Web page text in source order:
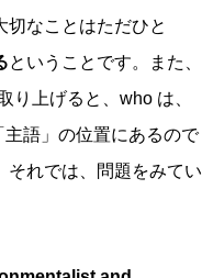
切なことはただひと
ということです。また、
り上げると、who は、
語」の位置にあるので
それでは、問題をみてい